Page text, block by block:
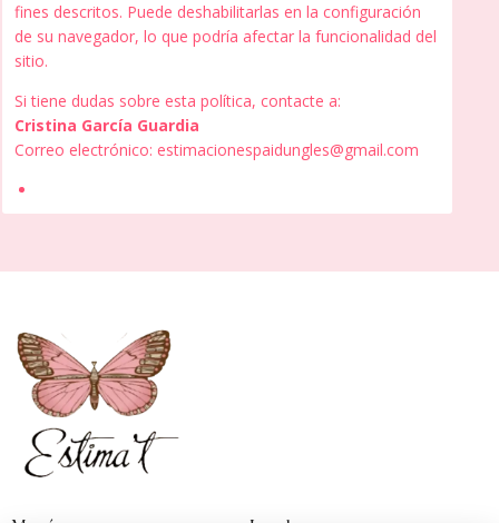
fines descritos. Puede deshabilitarlas en la configuración
de su navegador, lo que podría afectar la funcionalidad del
sitio.
Si tiene dudas sobre esta política, contacte a:
Cristina García Guardia
Correo electrónico: estimacionespaidungles@gmail.com